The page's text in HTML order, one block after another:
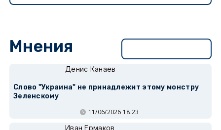
Мнения
Денис Канаев
Слово "Украина" не принадлежит этому монстру
Зеленскому
11/06/2026 18:23
Иван Ермаков